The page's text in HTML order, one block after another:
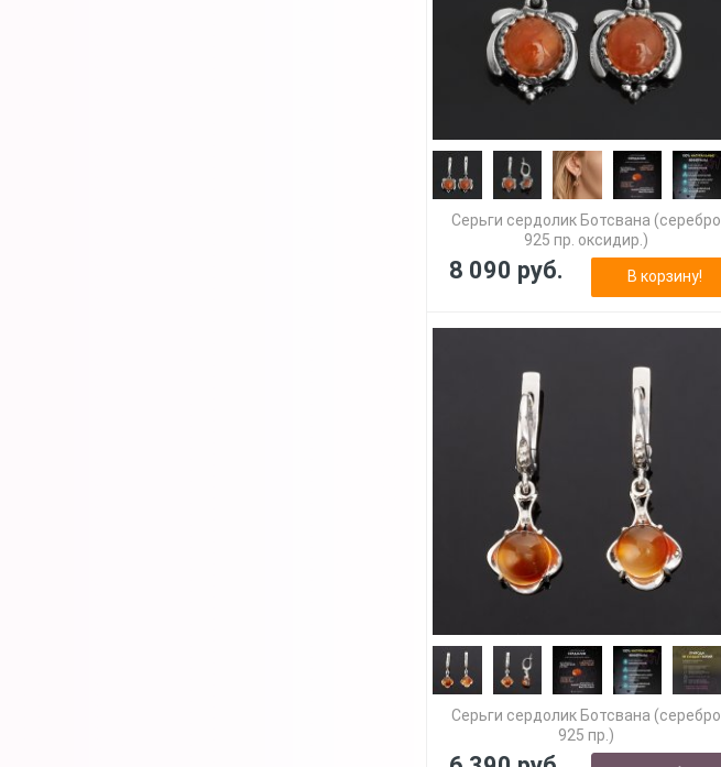
Серьги сердолик Ботсвана (серебро
925 пр. оксидир.)
8 090 руб. В корзину!
Серьги сердолик Ботсвана (серебро
925 пр.)